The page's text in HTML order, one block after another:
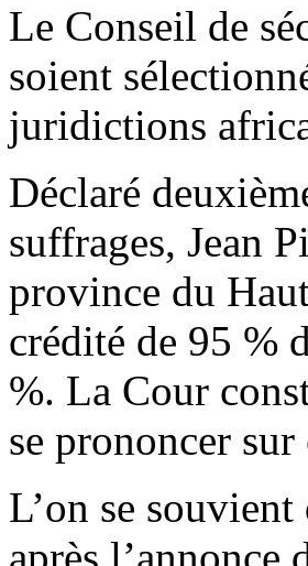
Le Conseil de
soient
juridictions
Déclaré
suffrages, Jean
province du
crédité de 95 %
%. La Cour
se prononcer sur
L’on se souvient
après